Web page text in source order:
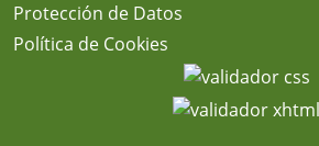
Protección de Datos
Política de Cookies